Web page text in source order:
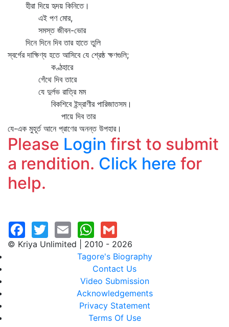
হীরা দিয়ে হৃদয় কিনিতে।
এই পণ মোর,
সমস্ত জীবন-ভোর
দিনে দিনে দিব তার হাতে তুলি
স্বর্গের দাক্ষিণ্য হতে আসিবে যে শ্রেষ্ঠ ক্ষণগুলি;
কণ্ঠহারে
গেঁথে দিব তারে
যে দুর্লভ রাত্রি মম
বিকশিবে ইন্দ্রাণীর পারিজাতসম।
পায়ে দিব তার
যে-এক মুহূর্ত আনে প্রাণের অনন্ত উপহার।
Please Login first to submit
a rendition. Click here for
help.
© Kriya Unlimited | 2010 - 2026
Tagore's Biography
Contact Us
Video Submission
Acknowledgements
Privacy Statement
Terms Of Use